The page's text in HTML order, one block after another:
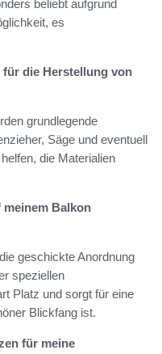
beliebt aufgrund
es
für die Herstellung von
grundlegende
Säge und eventuell
die Materialien
meinem Balkon
geschickte Anordnung
speziellen
Platz und sorgt für eine
Blickfang ist.
für meine